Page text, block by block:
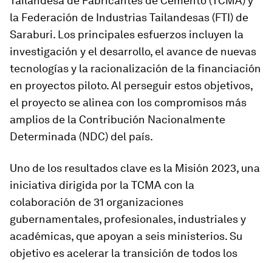
la Federación de Industrias Tailandesas (FTI) de
Saraburi. Los principales esfuerzos incluyen la
investigación y el desarrollo, el avance de nuevas
tecnologías y la racionalización de la financiación
en proyectos piloto. Al perseguir estos objetivos,
el proyecto se alinea con los compromisos más
amplios de la Contribución Nacionalmente
Determinada (NDC) del país.
Uno de los resultados clave es la Misión 2023, una
iniciativa dirigida por la TCMA con la
colaboración de 31 organizaciones
gubernamentales, profesionales, industriales y
académicas, que apoyan a seis ministerios. Su
objetivo es acelerar la transición de todos los